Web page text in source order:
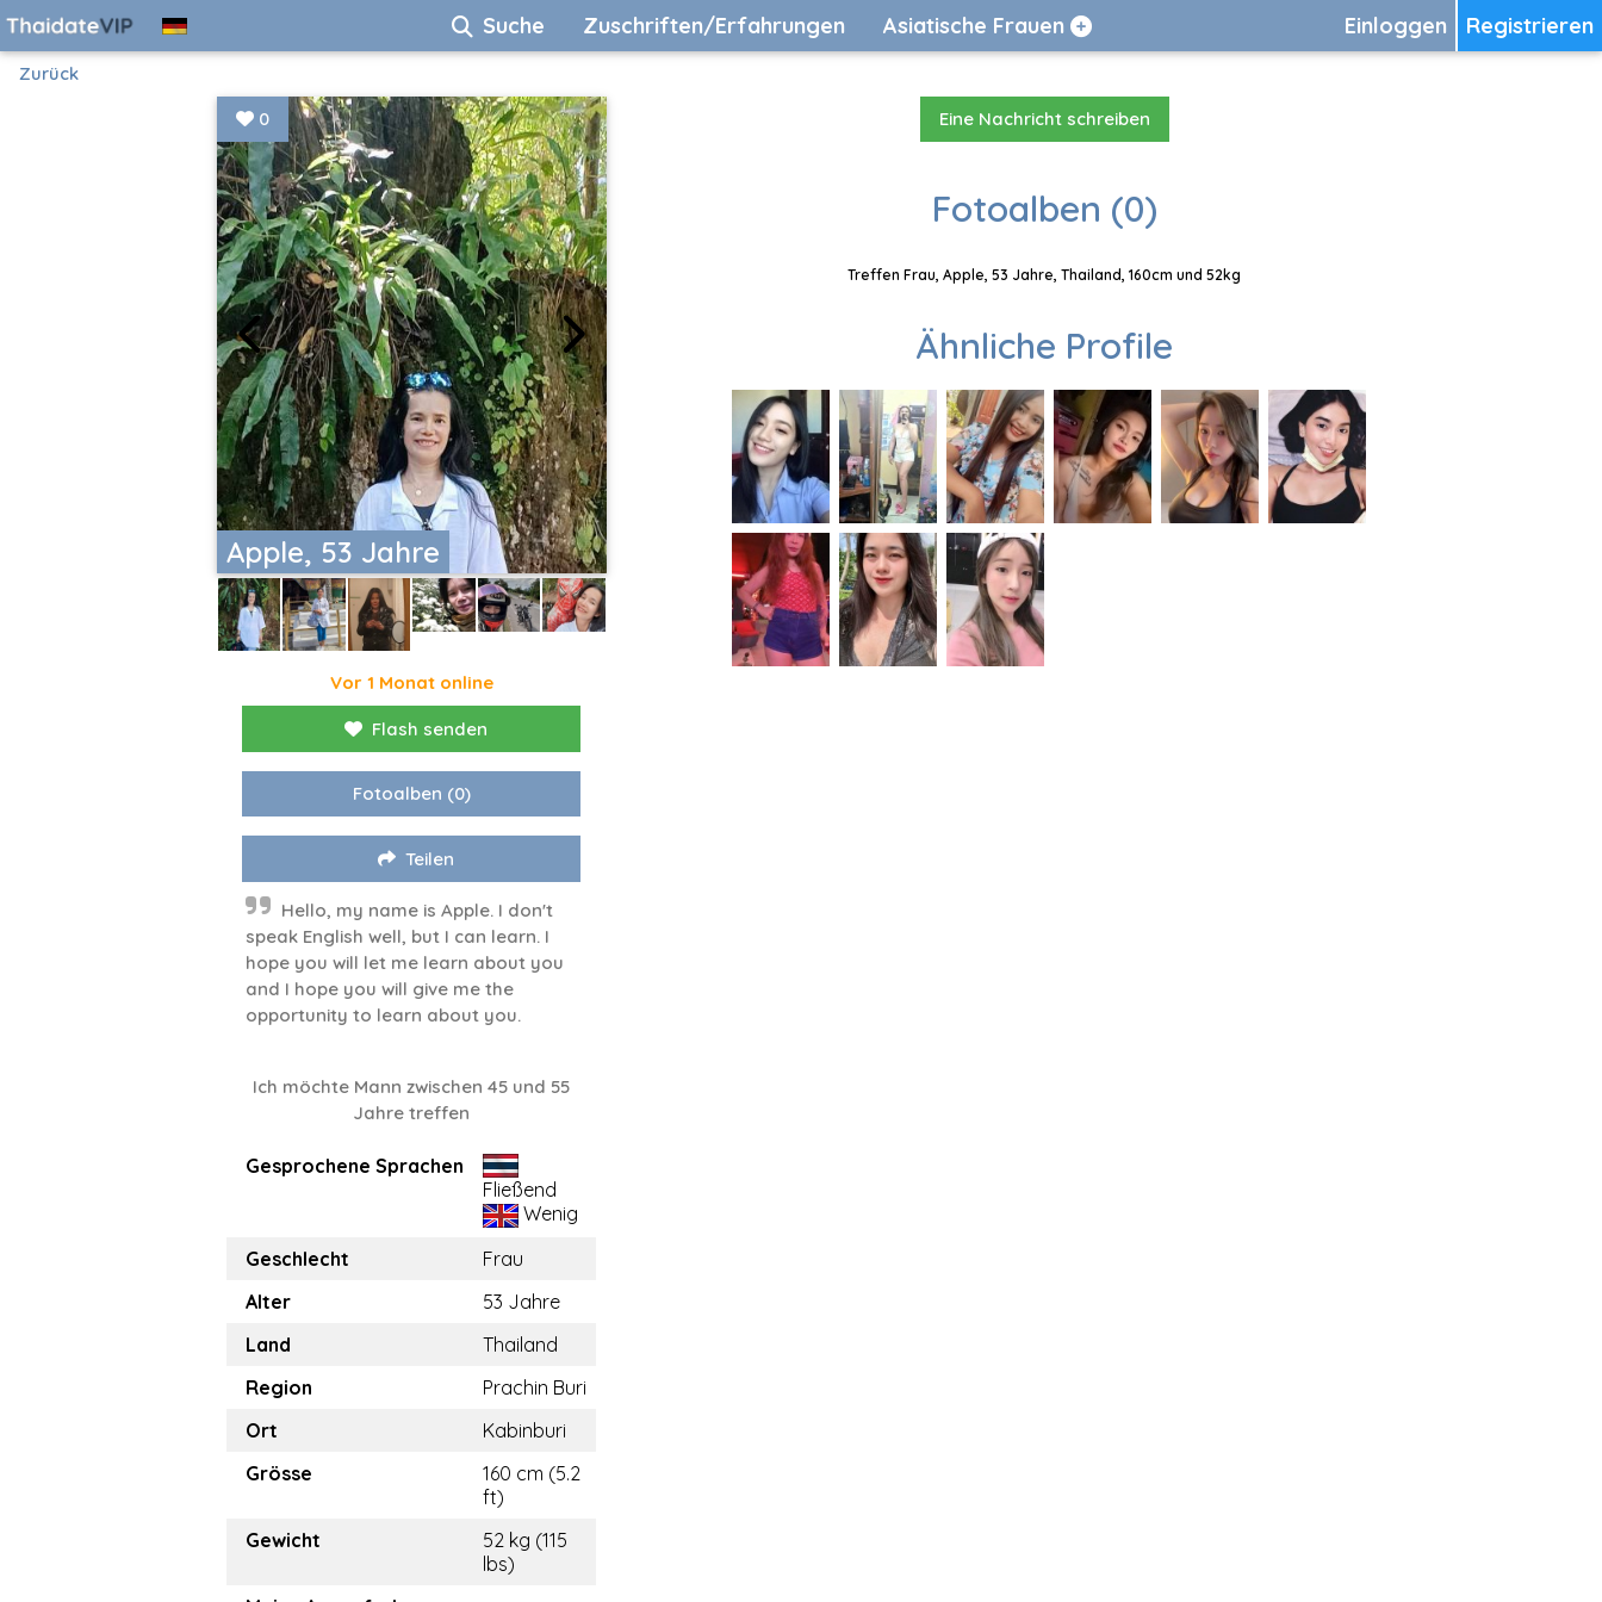
Registrieren
Einloggen
Suche Zuschriften/Erfahrungen Asiatische Frauen
Zurück
Apple, 53 Jahre
0
Vor 1 Monat online
Flash senden
Fotoalben (0)
Teilen
Hello, my name is Apple. I don't
speak English well, but I can learn. I
hope you will let me learn about you
and I hope you will give me the
opportunity to learn about you.
Ich möchte Mann zwischen 45 und 55
Jahre treffen
Gesprochene Sprachen
Fließend
Wenig
Geschlecht
Frau
Alter
53 Jahre
Land
Thailand
Region
Prachin Buri
Ort
Kabinburi
Grösse
160 cm (5.2
ft)
Gewicht
52 kg (115
lbs)
Eine Nachricht schreiben
Fotoalben (0)
Treffen Frau, Apple, 53 Jahre, Thailand, 160cm und 52kg
Ähnliche Profile